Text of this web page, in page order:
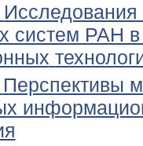
Исследования
систем РАН
Перспективы